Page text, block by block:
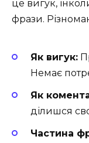
це вигук,
фрази.
Як вигук:
Немає
Як
ділишся
Частина